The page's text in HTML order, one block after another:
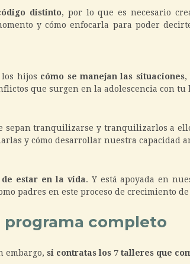
distinto, por lo que es necesario
y cómo enfocarla para poder
hijos cómo se manejan las situaciones,
que surgen en la adolescencia con tu
sepan tranquilizarse y tranquilizarlos a
y cómo desarrollar nuestra capacidad
estar en la vida. Y está apoyada en
padres en este proceso de crecimiento
programa completo
embargo, si contratas los 7 talleres que